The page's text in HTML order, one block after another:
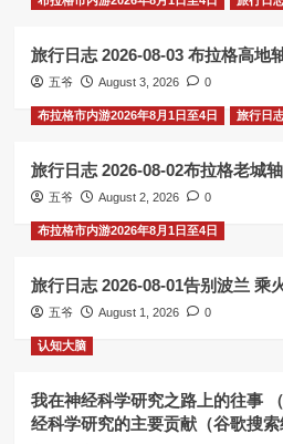
旅行日志 2026-08-03 布拉格高地
五爷 August 3, 2026 0
布拉格市内游2026年8月1日至4日 旅行日
旅行日志 2026-08-02布拉格老城
五爷 August 2, 2026 0
布拉格市内游2026年8月1日至4日
旅行日志 2026-08-01告别波兰 乘
五爷 August 1, 2026 0
认知大脑
我在神经科学研究之路上的往事
经科学研究的主要贡献（谷歌搜索